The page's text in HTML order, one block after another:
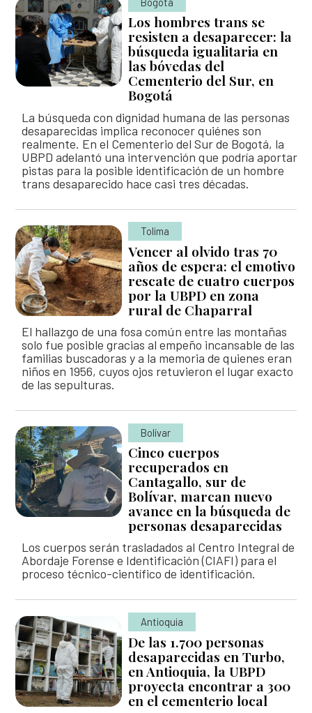
Información de la entidad
Entes y autoridades que vigilan
Otras entidades relacionadas
Denuncias
Preguntas frecuentes
Notificaciones por aviso
Notificaciones disciplinarias
Banco de hojas de vida
Diagnóstico de necesidades y problemas
Presupuesto participativo
Contacto ciudadano
Rendición de cuentas – UBPD
Control social
Colaboración e innovación
Lineamientos de participación en la búsqueda
Ruta de participación en la búsqueda
Banco de Iniciativas – Red de Apoyo Operativo para
la Búsqueda
Así avanzamos
Plan Nacional de Búsqueda
Planes Regionales de Búsqueda
Seguimiento a los Planes Regionales de Búsqueda
Sistema Nacional de Búsqueda
Pactos Regionales de Búsqueda
Universo de personas dadas por desaparecidas
Estándares para la Búsqueda de Personas
Desaparecidas
Listado de personas dadas por desaparecidas
Mapa de lugares de interés forense para la
Mapa de personas buscadoras según solicitudes de
búsqueda
Generación de conocimiento para la búsqueda
HISTORIAS
Podcast
Especiales
Exposiciones
TU FECHA, NUESTRA FECHA
Buscar
en
el
portal
Los hombres trans se
resisten a desaparecer: la
búsqueda igualitaria en
las bóvedas del
Cementerio del Sur, en
Bogotá
La búsqueda con dignidad humana de las personas
desaparecidas implica reconocer quiénes son
realmente. En el Cementerio del Sur de Bogotá, la
UBPD adelantó una intervención que podría aportar
pistas para la posible identificación de un hombre
trans desaparecido hace casi tres décadas.
Tolima
Vencer al olvido tras 70
años de espera: el emotivo
rescate de cuatro cuerpos
por la UBPD en zona
rural de Chaparral
El hallazgo de una fosa común entre las montañas
solo fue posible gracias al empeño incansable de las
familias buscadoras y a la memoria de quienes eran
niños en 1956, cuyos ojos retuvieron el lugar exacto
de las sepulturas.
Bolívar
Cinco cuerpos
recuperados en
Cantagallo, sur de
Bolívar, marcan nuevo
avance en la búsqueda de
personas desaparecidas
Los cuerpos serán trasladados al Centro Integral de
Abordaje Forense e Identificación (CIAFI) para el
proceso técnico-científico de identificación.
Antioquia
De las 1.700 personas
desaparecidas en Turbo,
en Antioquia, la UBPD
proyecta encontrar a 300
en el cementerio local